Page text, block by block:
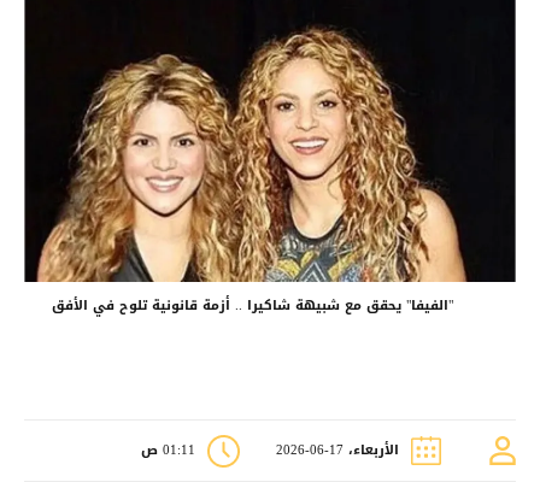
"الفيفا" يحقق مع شبيهة شاكيرا .. أزمة قانونية تلوح في الأفق
الأربعاء، 17-06-2026 01:11 ص